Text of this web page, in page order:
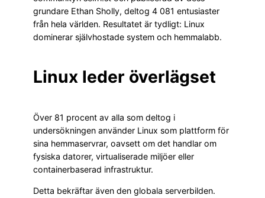
grundare Ethan Sholly, deltog 4 081 entusiaster
från hela världen. Resultatet är tydligt: Linux
dominerar självhostade system och hemmalabb.
Linux leder överlägset
Över 81 procent av alla som deltog i
undersökningen använder Linux som plattform för
sina hemmaservrar, oavsett om det handlar om
fysiska datorer, virtualiserade miljöer eller
containerbaserad infrastruktur.
Detta bekräftar även den globala serverbilden.